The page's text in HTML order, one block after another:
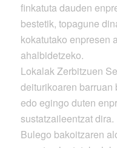
finkatuta dauden
bestetik, topagune
kokatutako enpresen
ahalbidetzeko.
Lokalak Zerbitzuen
deiturikoaren barruan
edo egingo duten
sustatzaileentzat dira.
Bulego bakoitzaren